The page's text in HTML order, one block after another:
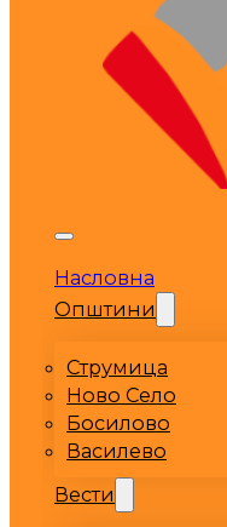
Насловна
Општини
Струмица
Ново Село
Босилово
Василево
Вести